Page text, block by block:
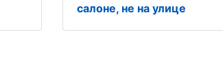
салоне, не на улице